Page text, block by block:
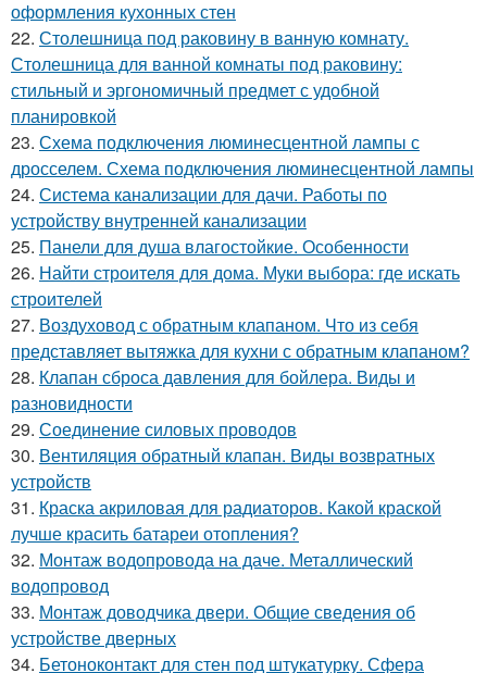
оформления кухонных стен
22. Столешница под раковину в ванную комнату.
Столешница для ванной комнаты под раковину:
стильный и эргономичный предмет с удобной
планировкой
23. Схема подключения люминесцентной лампы с
дросселем. Схема подключения люминесцентной лампы
24. Система канализации для дачи. Работы по
устройству внутренней канализации
25. Панели для душа влагостойкие. Особенности
26. Найти строителя для дома. Муки выбора: где искать
строителей
27. Воздуховод с обратным клапаном. Что из себя
представляет вытяжка для кухни с обратным клапаном?
28. Клапан сброса давления для бойлера. Виды и
разновидности
29. Соединение силовых проводов
30. Вентиляция обратный клапан. Виды возвратных
устройств
31. Краска акриловая для радиаторов. Какой краской
лучше красить батареи отопления?
32. Монтаж водопровода на даче. Металлический
водопровод
33. Монтаж доводчика двери. Общие сведения об
устройстве дверных
34. Бетоноконтакт для стен под штукатурку. Сфера